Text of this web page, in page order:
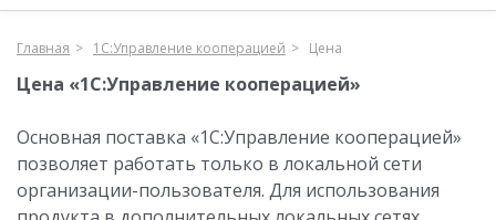
Главная 1С:Управление кооперацией Цена
Цена «1С:Управление кооперацией»
Основная поставка «1С:Управление кооперацией»
позволяет работать только в локальной сети
организации-пользователя. Для использования